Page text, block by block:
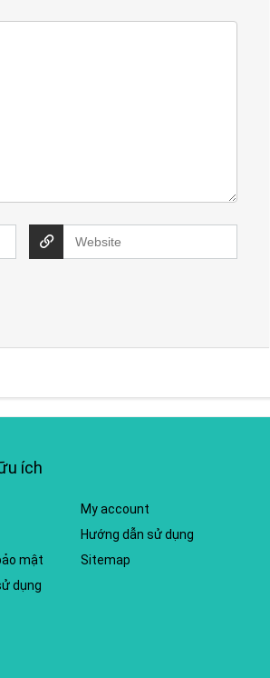
ích
mật
dụng
My account
Hướng dẫn sử dụng
Sitemap